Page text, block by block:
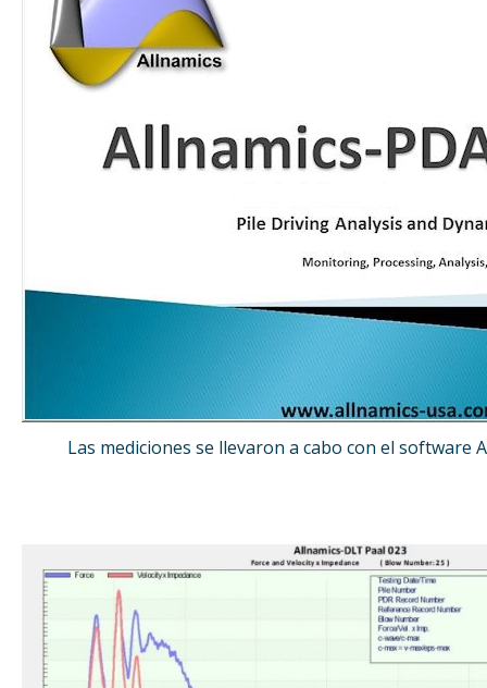
Las mediciones se llevaron a cabo con el software